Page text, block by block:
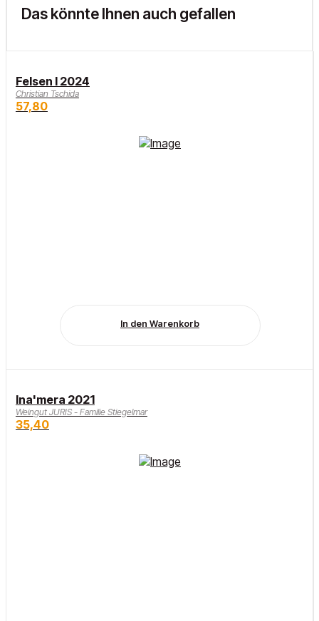
Das könnte Ihnen auch gefallen
Felsen I 2024
Christian Tschida
57,80
In den Warenkorb
Ina'mera 2021
Weingut JURIS - Familie Stiegelmar
35,40